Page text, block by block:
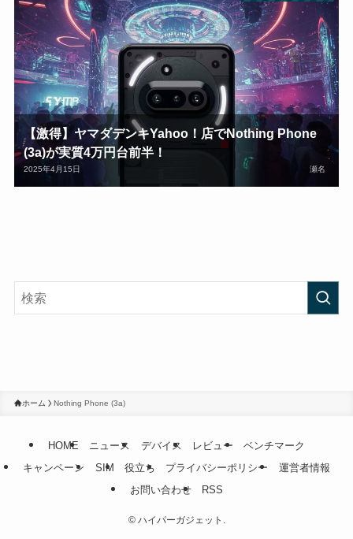
【激得】ヤマダデンキYahoo！店でNothing Phone
(3a)が実質4万円台前半！
2025年4月15日 瀬名
ホーム Nothing Phone (3a)
HOME ニュース デバイス レビュー
ベンチマーク
キャンペーン
SIM 役立ち プライバシーポリシー
運営者情報
お問い合わせ
RSS
©ハイパーガジェット.